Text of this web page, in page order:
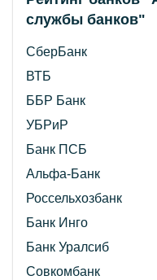
службы банков"
СберБанк
ВТБ
ББР Банк
УБРиР
Банк ПСБ
Альфа-Банк
Россельхозбанк
Банк Инго
Банк Уралсиб
Совкомбанк